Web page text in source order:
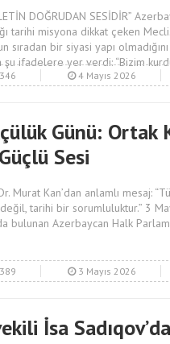
DOĞRUDAN SESİDİR”
tarihi misyona dikkat çeken
sıradan bir siyasi yapı
şu ifadelere yer verdi: “Bizim
4 Mayıs 2026
Günü: Ortak
Sesi
Murat Kan’dan anlamlı mesaj:
tarihi bir sorumluluktur.” 3
bulunan Azerbaycan Halk
3 Mayıs 2026
İsa